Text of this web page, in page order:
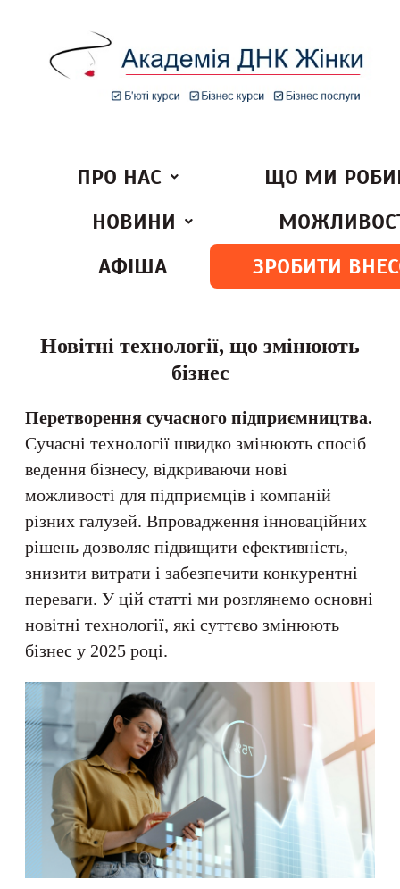
ПРО НАС
ЩО МИ
НОВИНИ
АФІША
ЗРОБИТИ
Новітні технології, що змінюють
бізнес
Перетворення сучасного підприємництва.
Сучасні технології швидко змінюють спосіб
ведення бізнесу, відкриваючи нові
можливості для підприємців і компаній
різних галузей. Впровадження інноваційних
рішень дозволяє підвищити ефективність,
знизити витрати і забезпечити конкурентні
переваги. У цій статті ми розглянемо основні
новітні технології, які суттєво змінюють
бізнес у 2025 році.